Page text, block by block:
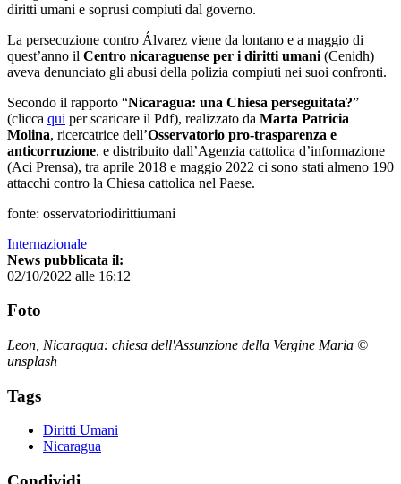
diritti umani e soprusi compiuti dal governo.
La persecuzione contro Álvarez viene da lontano e a maggio di
quest’anno il Centro nicaraguense per i diritti umani (Cenidh)
aveva denunciato gli abusi della polizia compiuti nei suoi confronti.
Secondo il rapporto “Nicaragua: una Chiesa perseguitata?”
(clicca qui per scaricare il Pdf), realizzato da Marta Patricia
Molina, ricercatrice dell’Osservatorio pro-trasparenza e
anticorruzione, e distribuito dall’Agenzia cattolica d’informazione
(Aci Prensa), tra aprile 2018 e maggio 2022 ci sono stati almeno 190
attacchi contro la Chiesa cattolica nel Paese.
fonte: osservatoriodirittiumani
Internazionale
News pubblicata il:
02/10/2022 alle 16:12
Foto
Leon, Nicaragua: chiesa dell'Assunzione della Vergine Maria ©
unsplash
Tags
Diritti Umani
Nicaragua